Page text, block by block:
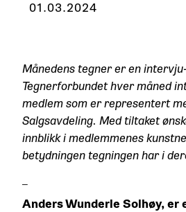
01.03.2024
Månedens tegner er en
Tegnerforbundet hver måned
medlem som er representert
Salgsavdeling. Med tiltaket
innblikk i medlemmenes
betydningen tegningen har i
Anders Wunderle Solhøy, er